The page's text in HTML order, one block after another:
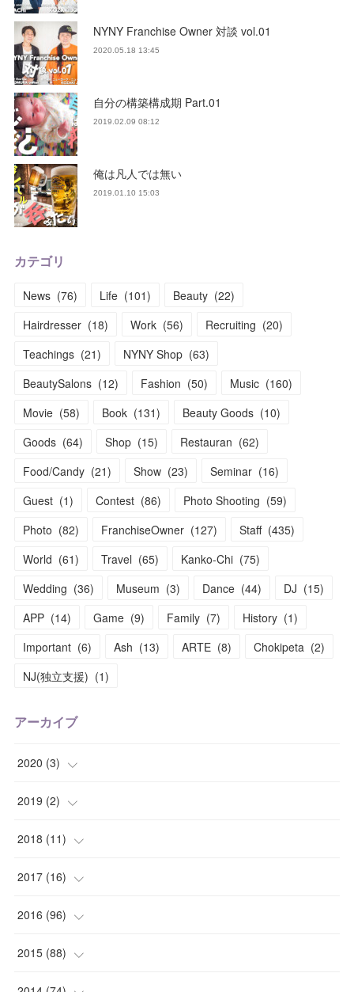
NYNY Franchise Owner 対談 vol.01
2020.05.18 13:45
自分の構築構成期 Part.01
2019.02.09 08:12
俺は凡人では無い
2019.01.10 15:03
カテゴリ
News (76) Life (101) Beauty (22)
Hairdresser (18) Work (56) Recruiting (20)
Teachings (21) NYNY Shop (63)
BeautySalons (12) Fashion (50) Music (160)
Movie (58) Book (131) Beauty Goods (10)
Goods (64) Shop (15) Restauran (62)
Food/Candy (21) Show (23) Seminar (16)
Guest (1) Contest (86) Photo Shooting (59)
Photo (82) FranchiseOwner (127) Staff (435)
World (61) Travel (65) Kanko-Chi (75)
Wedding (36) Museum (3) Dance (44) DJ (15)
APP (14) Game (9) Family (7) History (1)
Important (6) Ash (13) ARTE (8) Chokipeta (2)
NJ(独立支援) (1)
アーカイブ
2020 (3)
(1
( 1)
(1)
2019 (2)
( 1)
(1)
2018 (11)
(2)
(1)
(1)
(1)
2017 (16)
(1)
(2)
(1)
2016 (96)
(2)
(5)
2015 (88)